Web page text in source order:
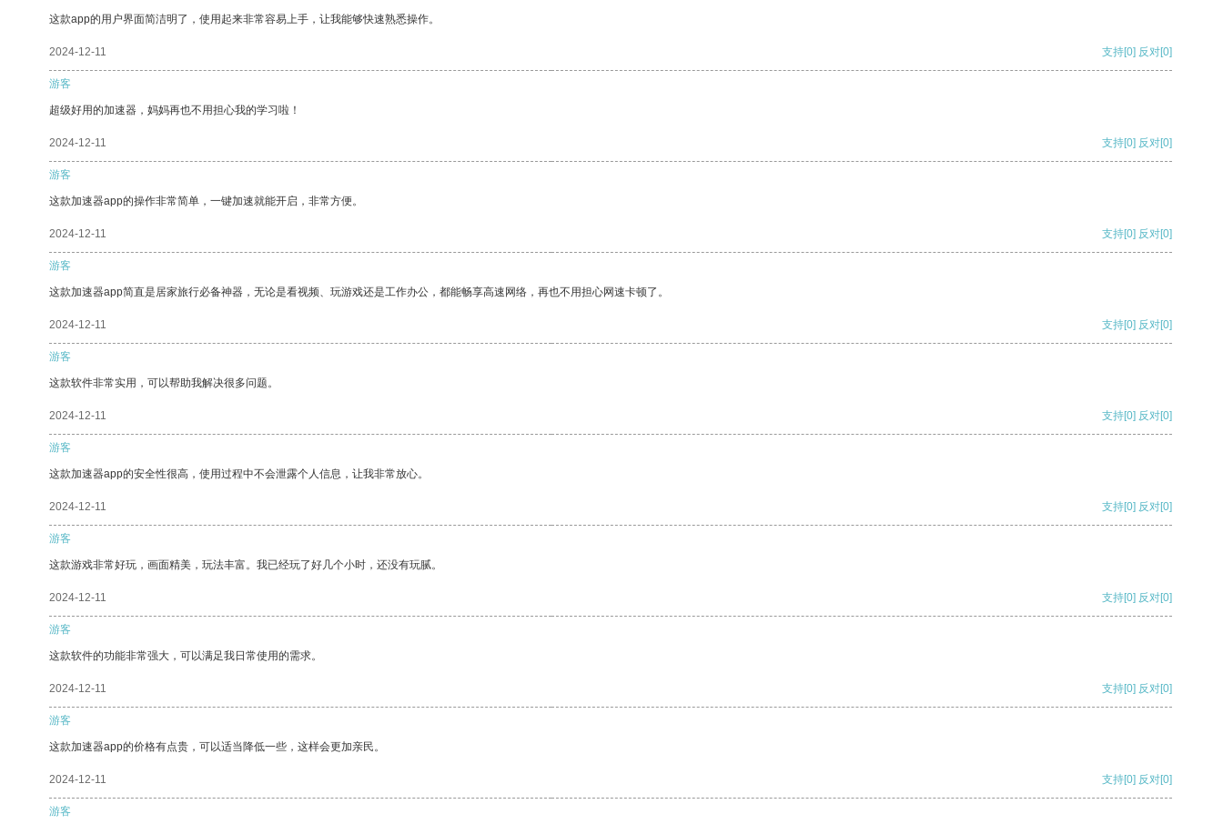
这款app的用户界面简洁明了，使用起来非常容易上手，让我能够快速熟悉操作。
2024-12-11 支持[0] 反对[0]
游客
超级好用的加速器，妈妈再也不用担心我的学习啦！
2024-12-11 支持[0] 反对[0]
游客
这款加速器app的操作非常简单，一键加速就能开启，非常方便。
2024-12-11 支持[0] 反对[0]
游客
这款加速器app简直是居家旅行必备神器，无论是看视频、玩游戏还是工作办公，都能畅享高速网络，再也不用担心网速卡顿了。
2024-12-11 支持[0] 反对[0]
游客
这款软件非常实用，可以帮助我解决很多问题。
2024-12-11 支持[0] 反对[0]
游客
这款加速器app的安全性很高，使用过程中不会泄露个人信息，让我非常放心。
2024-12-11 支持[0] 反对[0]
游客
这款游戏非常好玩，画面精美，玩法丰富。我已经玩了好几个小时，还没有玩腻。
2024-12-11 支持[0] 反对[0]
游客
这款软件的功能非常强大，可以满足我日常使用的需求。
2024-12-11 支持[0] 反对[0]
游客
这款加速器app的价格有点贵，可以适当降低一些，这样会更加亲民。
2024-12-11 支持[0] 反对[0]
游客